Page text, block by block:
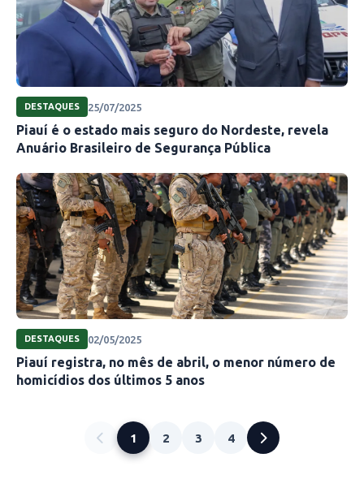
DESTAQUES 25/07/2025
Piauí é o estado mais seguro do Nordeste, revela
Anuário Brasileiro de Segurança Pública
DESTAQUES 02/05/2025
Piauí registra, no mês de abril, o menor número de
homicídios dos últimos 5 anos
1 2 3 4